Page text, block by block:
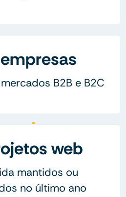
B2B e B2C
web
mantidos ou
no último ano